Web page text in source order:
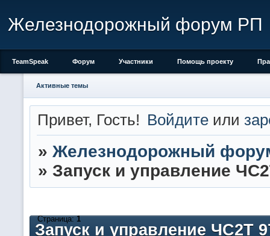
Железнодорожный форум РП
TeamSpeak Форум Участники Помощь проекту
Активные темы
Привет, Гость! Войдите или
» Железнодорожный
» Запуск и управление
Запуск и управление ЧС2Т
Страница:1